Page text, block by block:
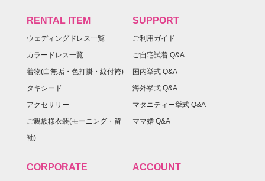
RENTAL ITEM
ウェディングドレス一覧
カラードレス一覧
着物(白無垢・色打掛・紋付袴)
タキシード
アクセサリー
ご親族様衣装(モーニング・留
袖)
SUPPORT
ご利用ガイド
ご自宅試着 Q&A
国内挙式 Q&A
海外挙式 Q&A
マタニティー挙式 Q&A
ママ婚 Q&A
CORPORATE ACCOUNT